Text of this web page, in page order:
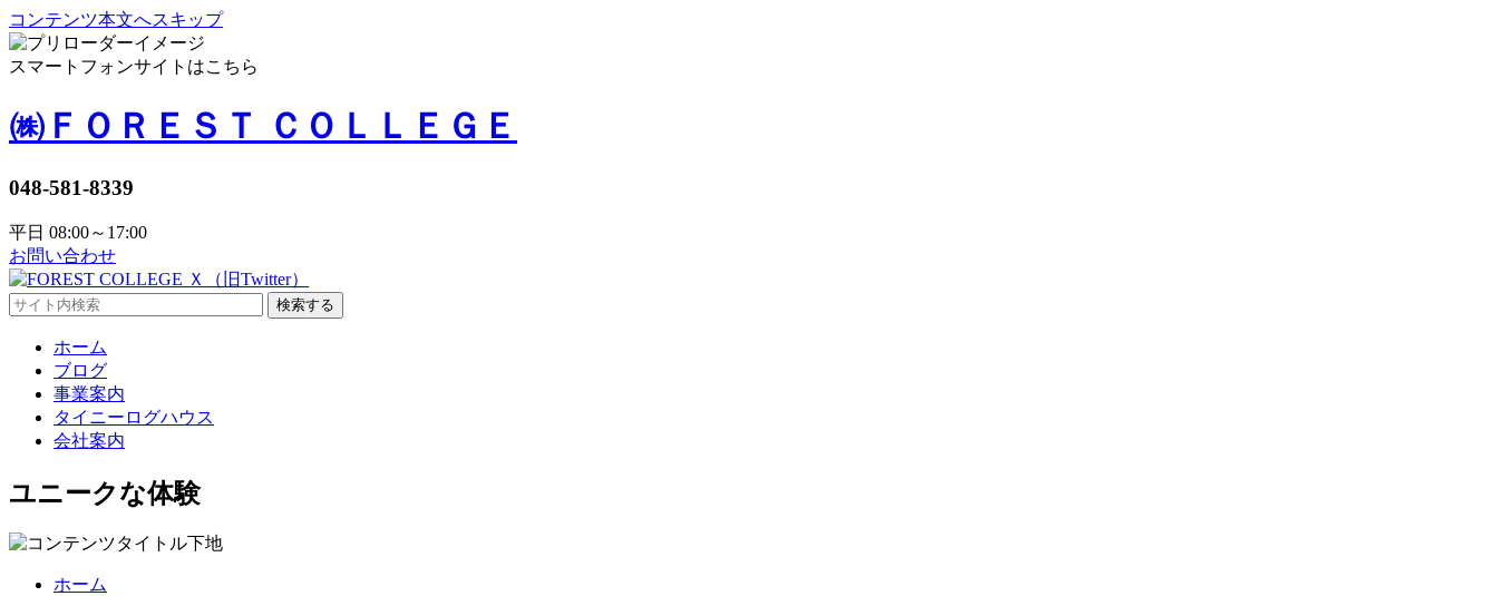
コンテンツ本文へスキップ
スマートフォンサイトはこちら
㈱ＦＯＲＥＳＴ ＣＯＬＬＥＧＥ
048-581-8339
平日 08:00～17:00
お問い合わせ
検索する
ホーム
ブログ
事業案内
タイニーログハウス
会社案内
ユニークな体験
ホーム